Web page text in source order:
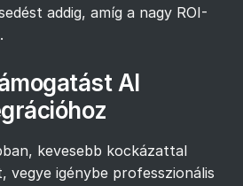
addig, amíg a nagy ROI-
AI
kevesebb kockázattal
vegye igénybe professzionális